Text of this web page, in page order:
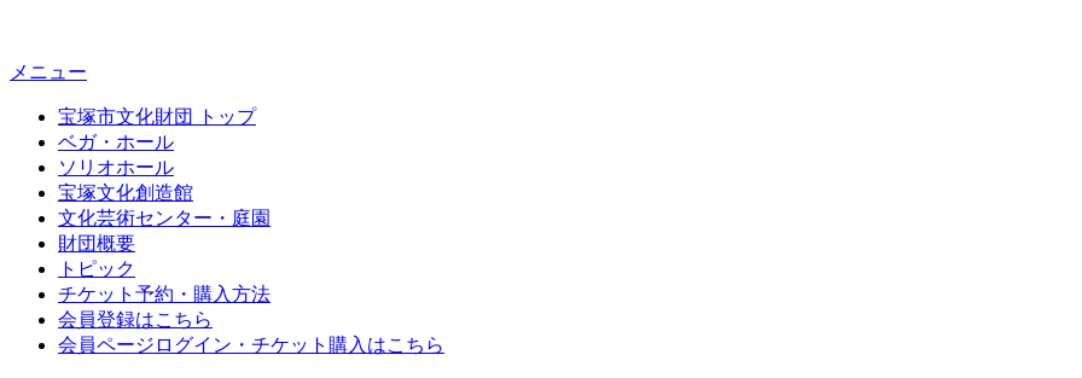
メニュー
宝塚市文化財団 トップ
ベガ・ホール
ソリオホール
宝塚文化創造館
文化芸術センター・庭園
財団概要
トピック
チケット予約・購入方法
会員登録はこちら
会員ページログイン・チケット購入はこちら